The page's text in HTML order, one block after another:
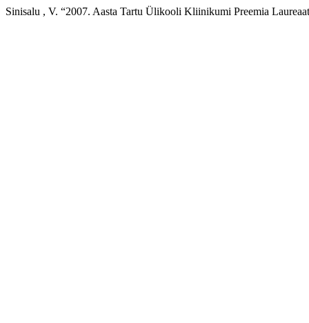
Sinisalu , V. “2007. Aasta Tartu Ülikooli Kliinikumi Preemia